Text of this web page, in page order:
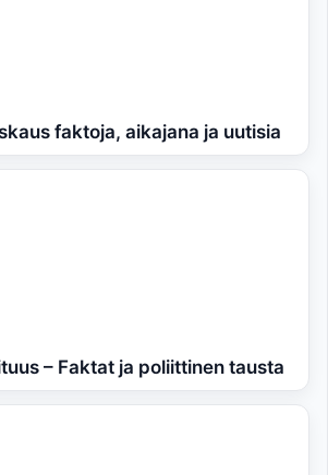
faktoja, aikajana ja uutisia
– Faktat ja poliittinen tausta